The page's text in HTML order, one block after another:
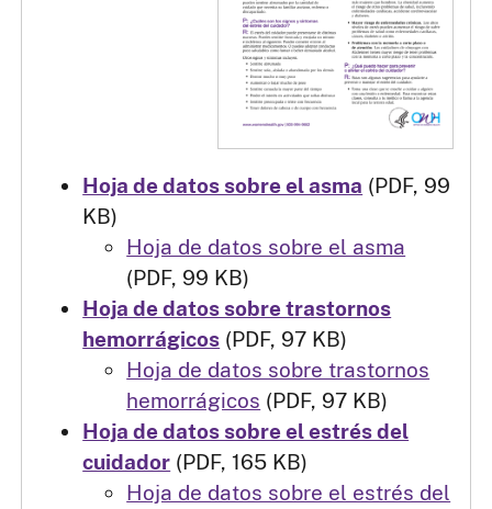
Hoja de datos sobre el asma (PDF, 99
KB)
Hoja de datos sobre el asma
(PDF, 99 KB)
Hoja de datos sobre trastornos
hemorrágicos (PDF, 97 KB)
Hoja de datos sobre trastornos
hemorrágicos (PDF, 97 KB)
Hoja de datos sobre el estrés del
cuidador (PDF, 165 KB)
Hoja de datos sobre el estrés del